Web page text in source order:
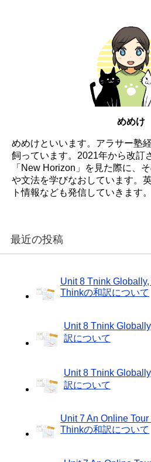
めめけ
めめけといいます。アラサー塾
飼っています。2021年から改訂
「New Horizon」を見た際に、
や文法を学びなおしています。
ト情報なども発信していきます。
最近の投稿
Unit 8 Tnink
Thinkの和訳について
Unit 8 Tnink
訳について
Unit 8 Tnink
訳について
Unit 7 An Online
Thinkの和訳について